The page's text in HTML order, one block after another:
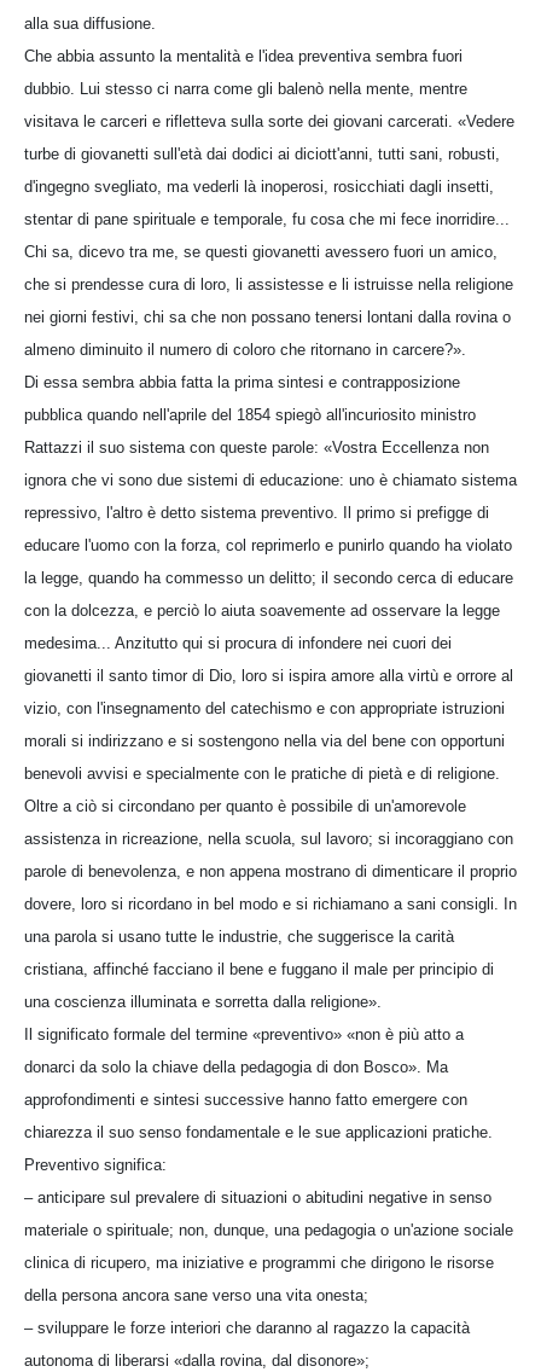
alla sua diffusione.
Che abbia assunto la mentalità e l'idea preventiva sembra fuori
dubbio. Lui stesso ci narra come gli balenò nella mente, mentre
visitava le carceri e rifletteva sulla sorte dei giovani carcerati. «Vedere
turbe di giovanetti sull'età dai dodici ai diciott'anni, tutti sani, robusti,
d'ingegno svegliato, ma vederli là inoperosi, rosicchiati dagli insetti,
stentar di pane spirituale e temporale, fu cosa che mi fece inorridire...
Chi sa, dicevo tra me, se questi giovanetti avessero fuori un amico,
che si prendesse cura di loro, li assistesse e li istruisse nella religione
nei giorni festivi, chi sa che non possano tenersi lontani dalla rovina o
almeno diminuito il numero di coloro che ritornano in carcere?».
Di essa sembra abbia fatta la prima sintesi e contrapposizione
pubblica quando nell'aprile del 1854 spiegò all'incuriosito ministro
Rattazzi il suo sistema con queste parole: «Vostra Eccellenza non
ignora che vi sono due sistemi di educazione: uno è chiamato sistema
repressivo, l'altro è detto sistema preventivo. Il primo si prefigge di
educare l'uomo con la forza, col reprimerlo e punirlo quando ha violato
la legge, quando ha commesso un delitto; il secondo cerca di educare
con la dolcezza, e perciò lo aiuta soavemente ad osservare la legge
medesima... Anzitutto qui si procura di infondere nei cuori dei
giovanetti il santo timor di Dio, loro si ispira amore alla virtù e orrore al
vizio, con l'insegnamento del catechismo e con appropriate istruzioni
morali si indirizzano e si sostengono nella via del bene con opportuni
benevoli avvisi e specialmente con le pratiche di pietà e di religione.
Oltre a ciò si circondano per quanto è possibile di un'amorevole
assistenza in ricreazione, nella scuola, sul lavoro; si incoraggiano con
parole di benevolenza, e non appena mostrano di dimenticare il proprio
dovere, loro si ricordano in bel modo e si richiamano a sani consigli. In
una parola si usano tutte le industrie, che suggerisce la carità
cristiana, affinché facciano il bene e fuggano il male per principio di
una coscienza illuminata e sorretta dalla religione».
Il significato formale del termine «preventivo» «non è più atto a
donarci da solo la chiave della pedagogia di don Bosco». Ma
approfondimenti e sintesi successive hanno fatto emergere con
chiarezza il suo senso fondamentale e le sue applicazioni pratiche.
Preventivo significa:
– anticipare sul prevalere di situazioni o abitudini negative in senso
materiale o spirituale; non, dunque, una pedagogia o un'azione sociale
clinica di ricupero, ma iniziative e programmi che dirigono le risorse
della persona ancora sane verso una vita onesta;
– sviluppare le forze interiori che daranno al ragazzo la capacità
autonoma di liberarsi «dalla rovina, dal disonore»;